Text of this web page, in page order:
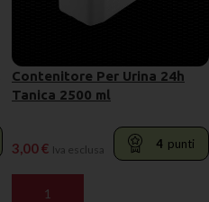
Contenitore Per Urina 24h
Tanica 2500 ml
3,00€ Iva esclusa 4 punti
AGGIUNGI AL CARRELLO